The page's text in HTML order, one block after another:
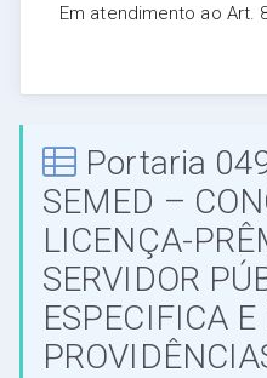
Em atendimento ao Art.
Portaria
SEMED –
LICENÇA-
SERVIDOR
ESPECIFICA